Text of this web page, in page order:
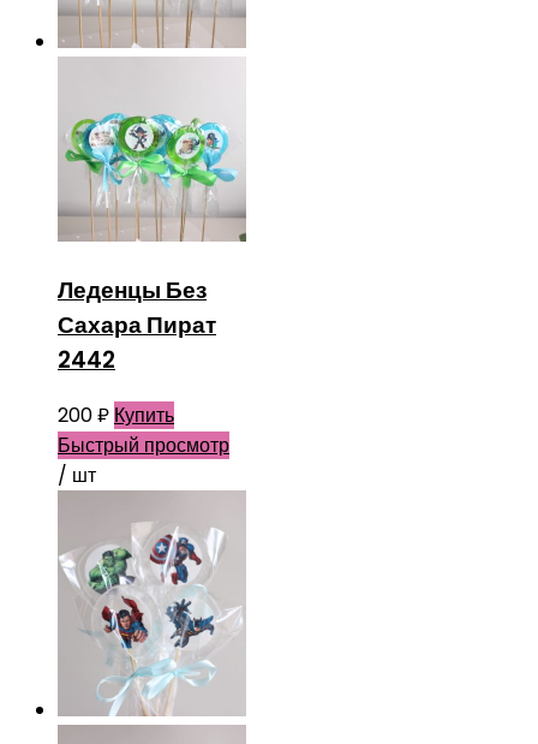
Леденцы Без
Сахара Пират
2442
200₽ Купить
Быстрый просмотр
/ шт